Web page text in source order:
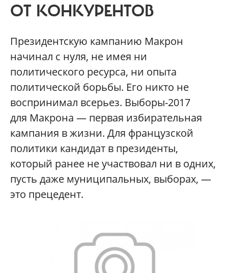
ОТ КОНКУРЕНТОВ
Президентскую кампанию Макрон
начинал с нуля, не имея ни
политического ресурса, ни опыта
политической борьбы. Его никто не
воспринимал всерьез. Выборы-2017
для Макрона — первая избирательная
кампания в жизни. Для французской
политики кандидат в президенты,
который ранее не участвовал ни в одних,
пусть даже муниципальных, выборах, —
это прецедент.